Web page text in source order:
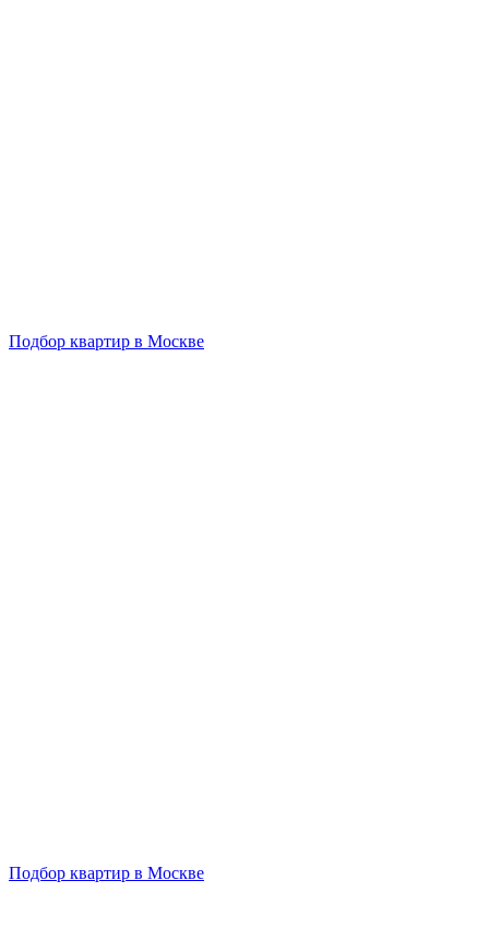
Подбор квартир в Москве
Подбор квартир в Москве